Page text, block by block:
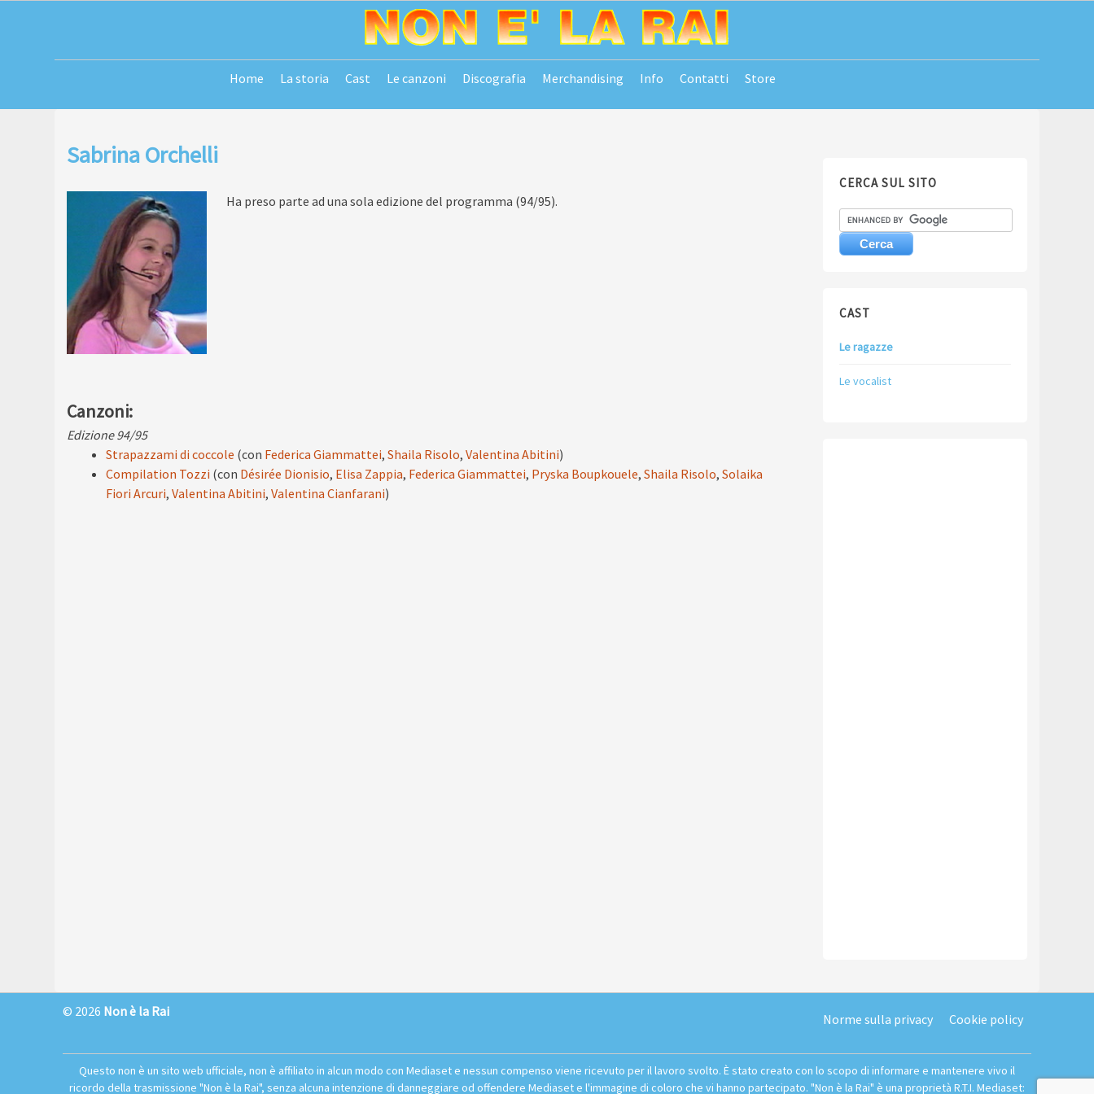
Home
La storia Cast Le canzoni Discografia Merchandising Info Contatti Store
Sabrina Orchelli
Ha preso parte ad una sola edizione del programma (94/95).
Canzoni:
Edizione 94/95
Strapazzami di coccole (con Federica Giammattei,Shaila Risolo,Valentina Abitini)
Compilation Tozzi (con Désirée Dionisio, Elisa Zappia, Federica Giammattei, Pryska Boupkouele,Shaila Risolo,Solaika
Fiori Arcuri,Valentina Abitini,Valentina Cianfarani)
CERCA SUL SITO
CAST
Le ragazze
Le vocalist
© 2026 Non è la Rai Norme sulla privacy Cookie policy
Questo non è un sito web ufficiale, non è affiliato in alcun modo con Mediaset e nessun compenso viene ricevuto per il lavoro svolto. È stato creato con lo scopo di informare e mantenere vivo il
ricordo della trasmissione "Non è la Rai", senza alcuna intenzione di danneggiare od offendere Mediaset e l'immagine di coloro che vi hanno partecipato. "Non è la Rai" è una proprietà R.T.I. Mediaset: